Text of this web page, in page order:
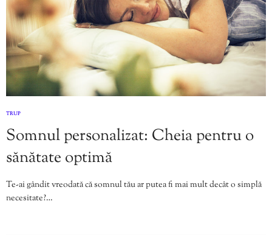
TRUP
Somnul personalizat: Cheia pentru o
sănătate optimă
Te-ai gândit vreodată că somnul tău ar putea fi mai mult decât o simplă
necesitate?…